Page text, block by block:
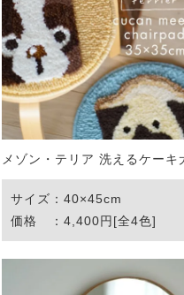
メゾン・テリア 洗えるケーキ
サイズ：40×45cm
価格 ：4,400円[全4色]